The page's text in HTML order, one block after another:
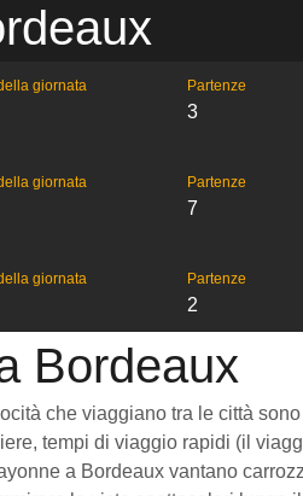
giornata Partenze
3
giornata Partenze
7
giornata Partenze
2
Bordeaux
che viaggiano tra le città
tempi di viaggio rapidi (il
a Bordeaux vantano